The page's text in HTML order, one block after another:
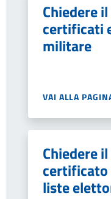
Chiedere
certificati
militare
VAI ALLA
Chiedere
certificato
liste